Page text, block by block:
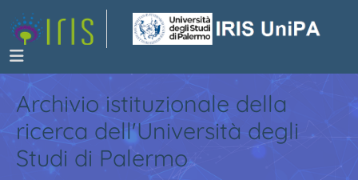
Archivio istituzionale della
ricerca dell'Università degli
Studi di Palermo